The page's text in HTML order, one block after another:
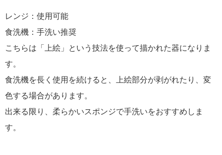
レンジ：使用可能
食洗機：手洗い推奨
こちらは「上絵」という技法を使って描かれた器になりま
す。
食洗機を長く使用を続けると、上絵部分が剥がれたり、変
色する場合があります。
出来る限り、柔らかいスポンジで手洗いをおすすめしま
す。